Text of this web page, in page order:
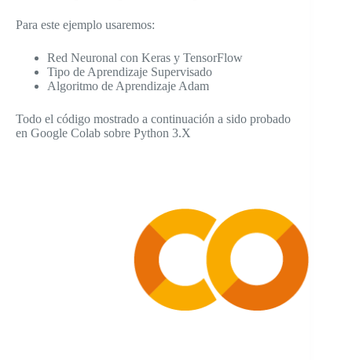
Para este ejemplo usaremos:
Red Neuronal con Keras y TensorFlow
Tipo de Aprendizaje Supervisado
Algoritmo de Aprendizaje Adam
Todo el código mostrado a continuación a sido probado
en Google Colab sobre Python 3.X